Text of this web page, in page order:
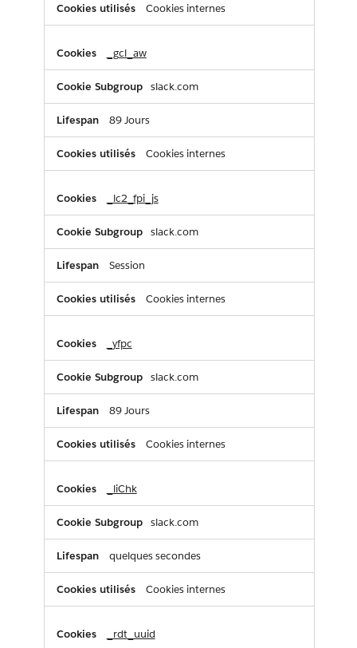
Cookies internes
_gcl_aw
slack.com
89 Jours
Cookies internes
_lc2_fpi_js
slack.com
Session
Cookies internes
_yfpc
slack.com
89 Jours
Cookies internes
_liChk
slack.com
quelques secondes
Cookies internes
_rdt_uuid